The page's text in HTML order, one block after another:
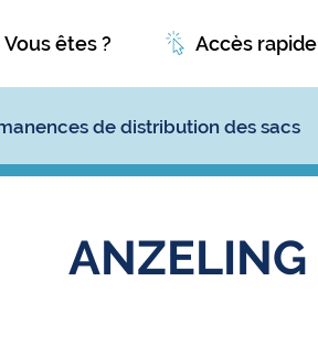
Vous êtes ? Accès rapide
de distribution des sacs
ANZELING